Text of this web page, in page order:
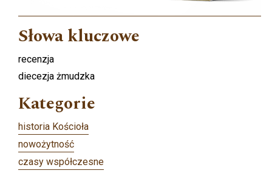
Słowa kluczowe
recenzja
diecezja żmudzka
Kategorie
historia Kościoła
nowożytność
czasy współczesne